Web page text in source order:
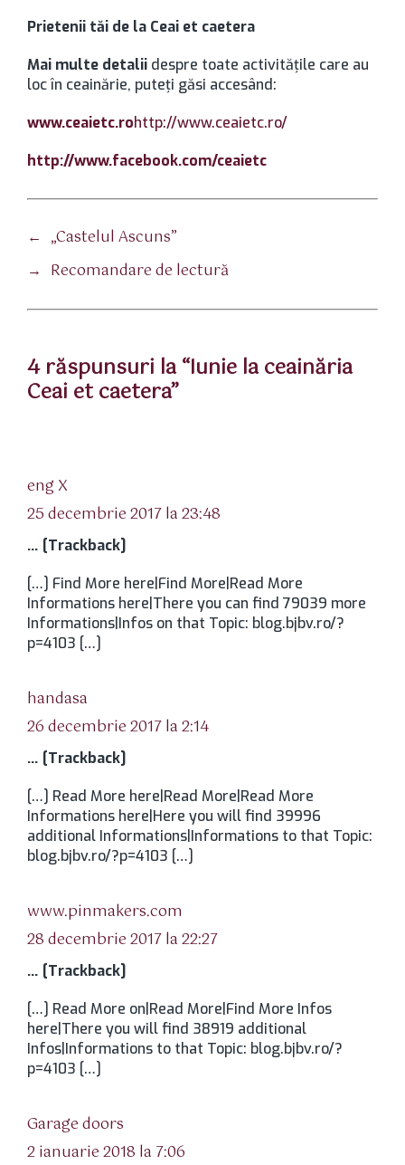
Prietenii tăi de la Ceai et caetera
Mai multe detalii despre toate activitățile care au
loc în ceainărie, puteți găsi accesând:
www.ceaietc.rohttp://www.ceaietc.ro/
http://www.facebook.com/ceaietc
← „Castelul Ascuns”
→ Recomandare de lectură
4 răspunsuri la “Iunie la ceainăria
Ceai et caetera”
eng X
25 decembrie 2017 la 23:48
… [Trackback]
[…] Find More here|Find More|Read More
Informations here|There you can find 79039 more
Informations|Infos on that Topic: blog.bjbv.ro/?
p=4103 […]
handasa
26 decembrie 2017 la 2:14
… [Trackback]
[…] Read More here|Read More|Read More
Informations here|Here you will find 39996
additional Informations|Informations to that Topic:
blog.bjbv.ro/?p=4103 […]
www.pinmakers.com
28 decembrie 2017 la 22:27
… [Trackback]
[…] Read More on|Read More|Find More Infos
here|There you will find 38919 additional
Infos|Informations to that Topic: blog.bjbv.ro/?
p=4103 […]
Garage doors
2 ianuarie 2018 la 7:06